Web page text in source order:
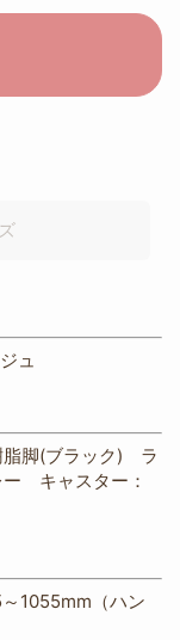
ュ
脚(ブラック) ラ
キャスター：
1055mm（ハン